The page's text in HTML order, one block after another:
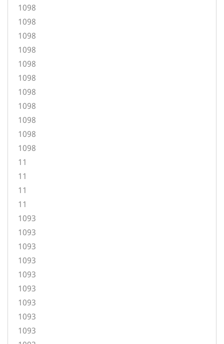
1098
1098
1098
1098
1098
1098
1098
1098
1098
1098
1098
11
11
11
11
1093
1093
1093
1093
1093
1093
1093
1093
1093